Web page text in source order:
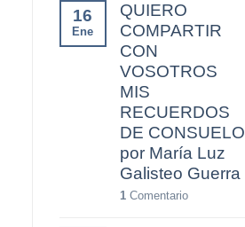
16
Ene
QUIERO
COMPARTIR
CON
VOSOTROS
MIS
RECUERDOS
DE CONSUELO
por María Luz
Galisteo Guerra
1Comentario